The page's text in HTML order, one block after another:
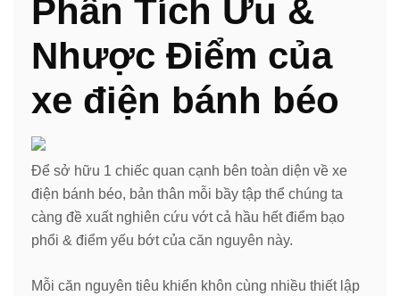
Phân Tích Ưu &
Nhược Điểm của
xe điện bánh béo
Để sở hữu 1 chiếc quan cạnh bên toàn diện về xe
điện bánh béo, bản thân mỗi bầy tập thể chúng ta
càng đề xuất nghiên cứu vớt cả hầu hết điểm bạo
phổi & điểm yếu bớt của căn nguyên này.
Mỗi căn nguyên tiêu khiển khôn cùng nhiều thiết lập